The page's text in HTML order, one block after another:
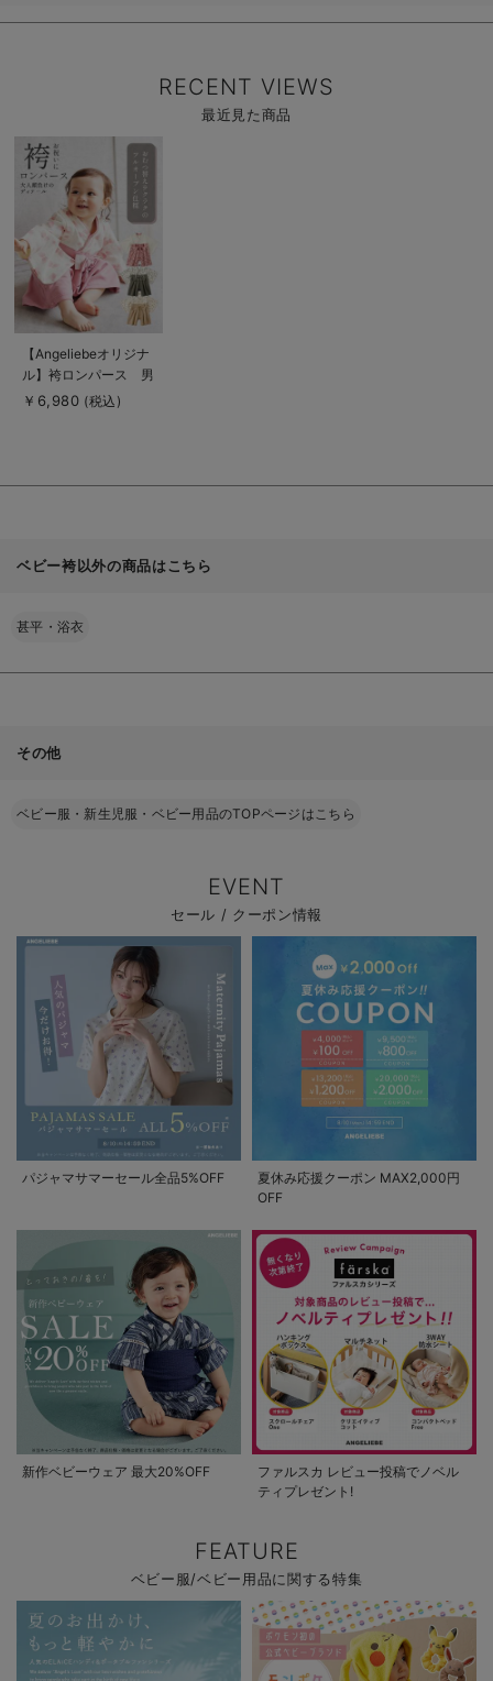
RECENT VIEWS
最近見た商品
品
詳
細
商
品
詳
細
を
【Angeliebeオリジナ
ル】袴ロンパース 男
の子 女の子
￥6,980 (税込)
ベビー袴以外の商品はこちら
甚平・浴衣
その他
ベビー服・新生児服・ベビー用品のTOPページはこちら
EVENT
セール / クーポン情報
パジャマサマーセール全品5%OFF
夏休み応援クーポン MAX2,000円
OFF
新作ベビーウェア 最大20%OFF
ファルスカ レビュー投稿でノベル
ティプレゼント!
FEATURE
ベビー服/ベビー用品に関する特集